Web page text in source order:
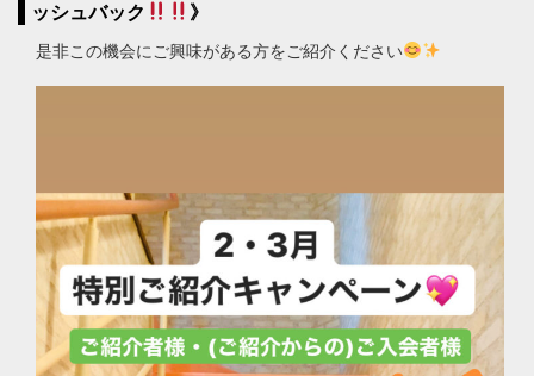
ッシュバック
》
是非この機会にご興味がある方をご紹介ください